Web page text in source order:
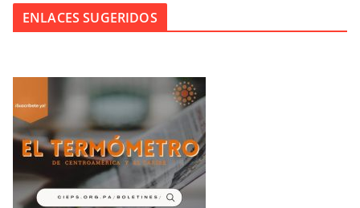
ENLACES SUGERIDOS